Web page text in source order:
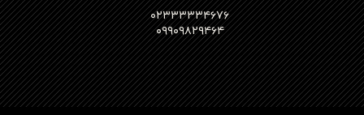
۰۲۳۳۳۳۳۴۶۷۶
۰۹۹۰۹۸۲۹۴۶۴